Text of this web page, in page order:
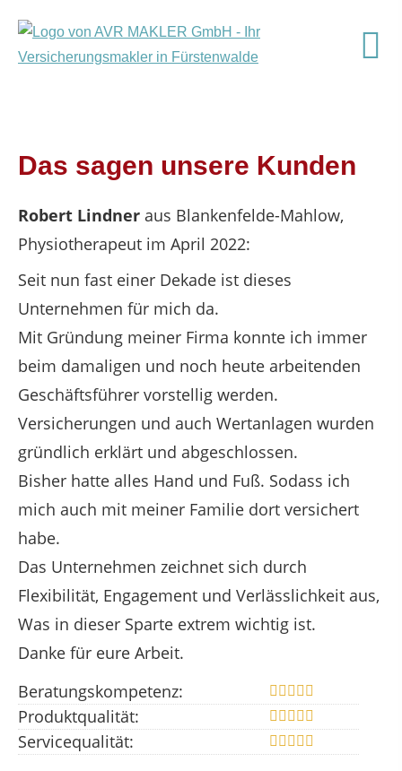
Das sagen unsere Kunden
Robert Lindner aus Blankenfelde-Mahlow,
Physiotherapeut im April 2022:
Seit nun fast einer Dekade ist dieses
Unternehmen für mich da.
Mit Gründung meiner Firma konnte ich immer
beim damaligen und noch heute arbeitenden
Geschäftsführer vorstellig werden.
Versicherungen und auch Wertanlagen wurden
gründlich erklärt und abgeschlossen.
Bisher hatte alles Hand und Fuß. Sodass ich
mich auch mit meiner Familie dort versichert
habe.
Das Unternehmen zeichnet sich durch
Flexibilität, Engagement und Verlässlichkeit aus,
Was in dieser Sparte extrem wichtig ist.
Danke für eure Arbeit.
Beratungskompetenz:
Produktqualität:
Servicequalität: